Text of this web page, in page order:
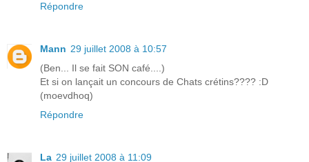
Répondre
Mann 29 juillet 2008 à 10:57
(Ben... Il se fait SON café....)
Et si on lançait un concours de Chats crétins???? :D
(moevdhoq)
Répondre
La 29 juillet 2008 à 11:09